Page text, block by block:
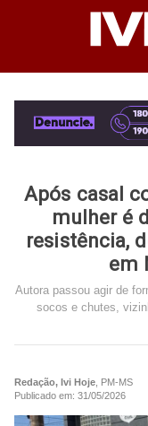
Após casal
mulher é
resistência,
em
Autora passou agir de
socos e chutes,
Redação, Ivi Hoje , PM-MS
Publicado em: 31/05/2026